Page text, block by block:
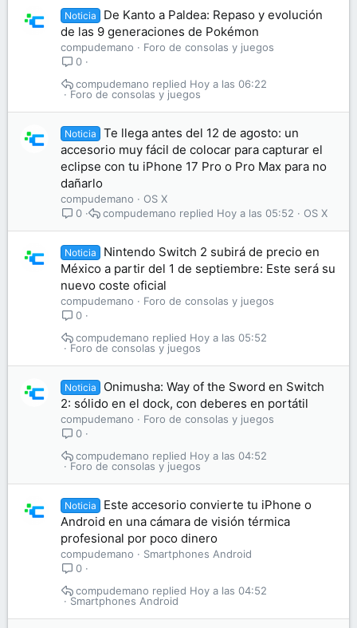
Noticia
De Kanto a Paldea: Repaso y evolución
de las 9 generaciones de Pokémon
compudemano
Foro de consolas y juegos
0
Foro de consolas y juegos
Hoy a las 06:22
compudemano
Noticia
Te llega antes del 12 de agosto: un
accesorio muy fácil de colocar para capturar el
eclipse con tu iPhone 17 Pro o Pro Max para no
dañarlo
compudemano
OS X
0
OS X
Hoy a las 05:52
compudemano
Noticia
Nintendo Switch 2 subirá de precio en
México a partir del 1 de septiembre: Este será su
nuevo coste oficial
compudemano
Foro de consolas y juegos
0
Foro de consolas y juegos
Hoy a las 05:52
compudemano
Noticia
Onimusha: Way of the Sword en Switch
2: sólido en el dock, con deberes en portátil
compudemano
Foro de consolas y juegos
0
Foro de consolas y juegos
Hoy a las 04:52
compudemano
Noticia
Este accesorio convierte tu iPhone o
Android en una cámara de visión térmica
profesional por poco dinero
compudemano
Smartphones Android
0
Smartphones Android
Hoy a las 04:52
compudemano